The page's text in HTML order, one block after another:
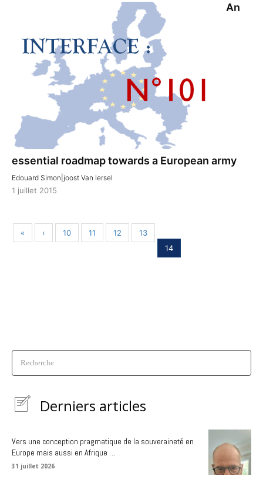
An
essential roadmap towards a European army
Edouard Simon|joost Van Iersel
1 juillet 2015
« ‹ 10 11 12
13
14
Recherche
Derniers articles
Vers une conception pragmatique de la souveraineté en
Europe mais aussi en Afrique …
31 juillet 2026